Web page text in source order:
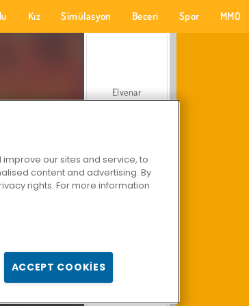
Kız Simülasyon Beceri Spor MMO
Elvenar
our sites and service, to
content and advertising. By
rights. For more information
ACCEPT COOKIES